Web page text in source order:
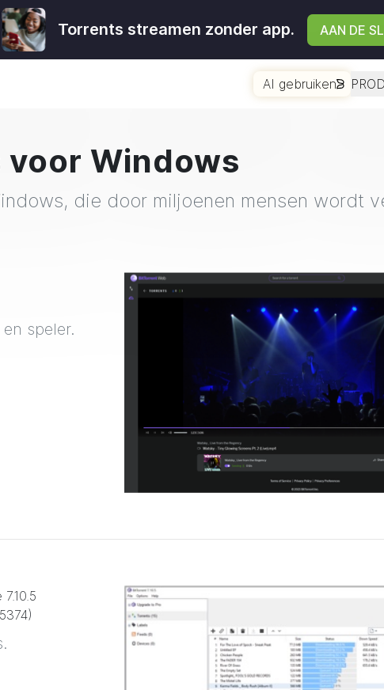
Torrents streamen zonder app. AAN DE
AI gebruiken
Windows
die door miljoenen mensen wordt
speler.
7.10.5
)